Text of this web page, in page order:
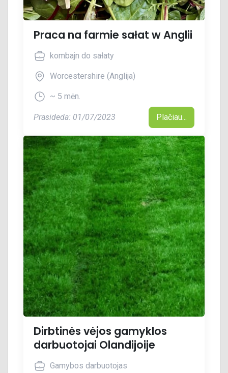
Praca na farmie sałat w Anglii
kombajn do sałaty
Worcestershire (Anglija)
~ 5 mėn.
Prasideda: 01/07/2023 Plačiau...
Dirbtinės vėjos gamyklos
darbuotojai Olandijoije
Gamybos darbuotojas